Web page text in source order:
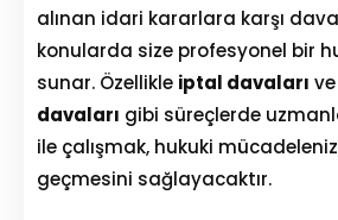
alınan idari kararlara karşı
konularda size profesyonel bir
sunar. Özellikle iptal davaları ve
davaları gibi süreçlerde
ile çalışmak, hukuki
geçmesini sağlayacaktır.